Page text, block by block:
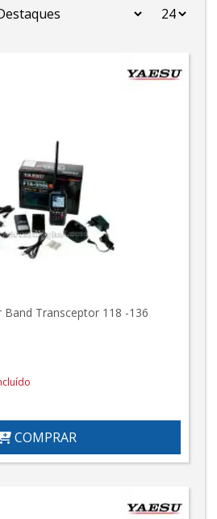
Band Transceptor 118 -136
COMPRAR